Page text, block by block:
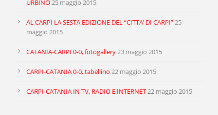
URBINO25 maggio 2015
AL CARPI LA SESTA EDIZIONE DEL “CITTA’ DI CARPI”25
maggio 2015
CATANIA-CARPI 0-0, fotogallery23 maggio 2015
CARPI-CATANIA 0-0, tabellino 22 maggio 2015
CARPI-CATANIA IN TV, RADIO E INTERNET22 maggio 2015